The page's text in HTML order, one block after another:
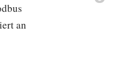
an